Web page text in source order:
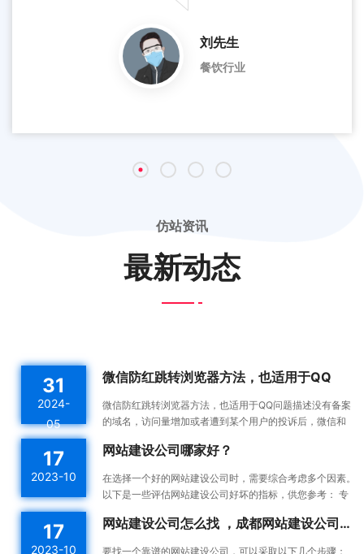
刘先生
餐饮行业
仿站资讯
最新动态
31
2024-
05
微信防红跳转浏览器方法，也适用于QQ
微信防红跳转浏览器方法，也适用于QQ问题描述没有备案
的域名，访问量增加或者遭到某个用户的投诉后，微信和
单。这...
17
2023-10
网站建设公司哪家好？
在选择一个好的网站建设公司时，需要综合考虑多个因素。
以下是一些评估网站建设公司好坏的指标，供您参考： 专
17
2023-10
网站建设公司怎么找 ，成都网站建设公司做网站靠谱吗
要找一个靠谱的网站建设公司，可以采取以下几个步骤：